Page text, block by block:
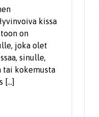
kissa
on
joka olet
sinulle,
tai kokemusta
[…]